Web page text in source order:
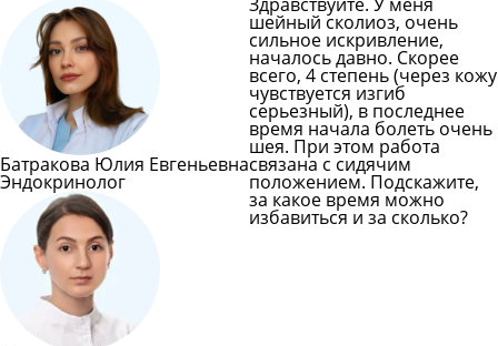
Батракова Юлия Евгеньевна
Эндокринолог
шейный сколиоз, очень
сильное искривление,
началось давно. Скорее
всего, 4 степень (через кожу
чувствуется изгиб
серьезный), в последнее
время начала болеть очень
шея. При этом работа
связана с сидячим
положением. Подскажите,
за какое время можно
избавиться и за сколько?